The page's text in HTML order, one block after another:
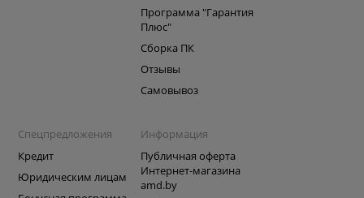
Программа "Гарантия
Плюс"
Сборка ПК
Отзывы
Самовывоз
Спецпредложения
Кредит
Юридическим лицам
Информация
Публичная оферта
Интернет-магазина
amd.by